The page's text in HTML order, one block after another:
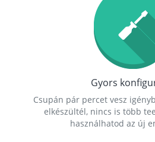
Gyors
Csupán pár percet vesz
elkészültél, nincs is több
használhatod az új